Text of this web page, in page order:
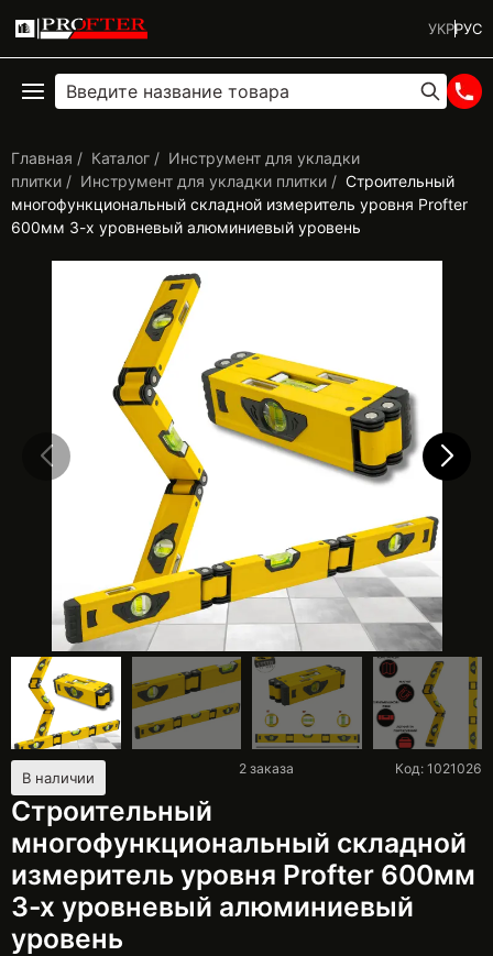
УКРРУС
Главная Каталог
Инструмент для укладки
плитки
Инструмент для укладки плитки
Строительный
многофункциональный складной измеритель уровня Profter
600мм 3-х уровневый алюминиевый уровень
В наличии
Строительный
многофункциональный складной
измеритель уровня Profter 600мм
3-х уровневый алюминиевый
уровень
Код: 1021026
2 заказа